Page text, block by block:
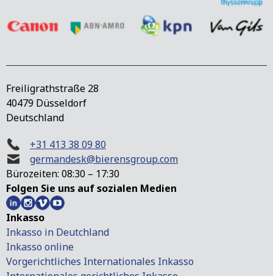
Freiligrathstraße 28
40479 Düsseldorf
Deutschland
+31 413 38 09 80
germandesk@bierensgroup.com
Bürozeiten: 08:30 – 17:30
Folgen Sie uns auf sozialen Medien
Inkasso
Inkasso in Deutchland
Inkasso online
Vorgerichtliches Internationales Inkasso